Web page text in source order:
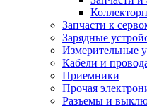
Запчасти к
Зарядные
Измерительные
Кабели и
Приемники
Прочая
Разъемы и